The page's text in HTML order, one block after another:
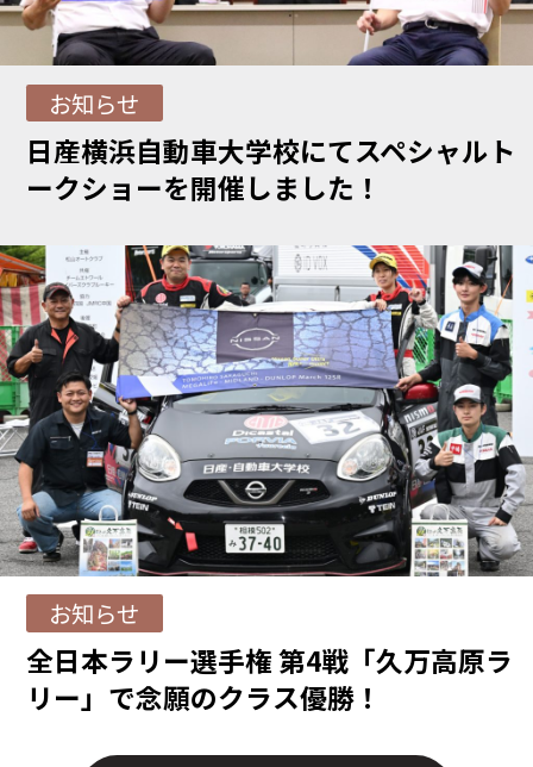
お知らせ
日産横浜自動車大学校にてスペシャルト
ークショーを開催しました！
お知らせ
全日本ラリー選手権 第4戦「久万高原ラ
リー」で念願のクラス優勝！